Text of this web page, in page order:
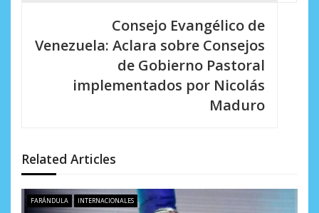
e
n
Consejo Evangélico de
Venezuela: Aclara sobre Consejos
de Gobierno Pastoral
implementados por Nicolás
Maduro
Related Articles
FARÁNDULA INTERNACIONALES